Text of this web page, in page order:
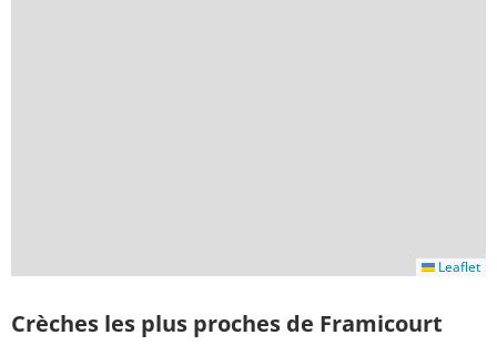
Leaflet
Crèches les plus proches de Framicourt